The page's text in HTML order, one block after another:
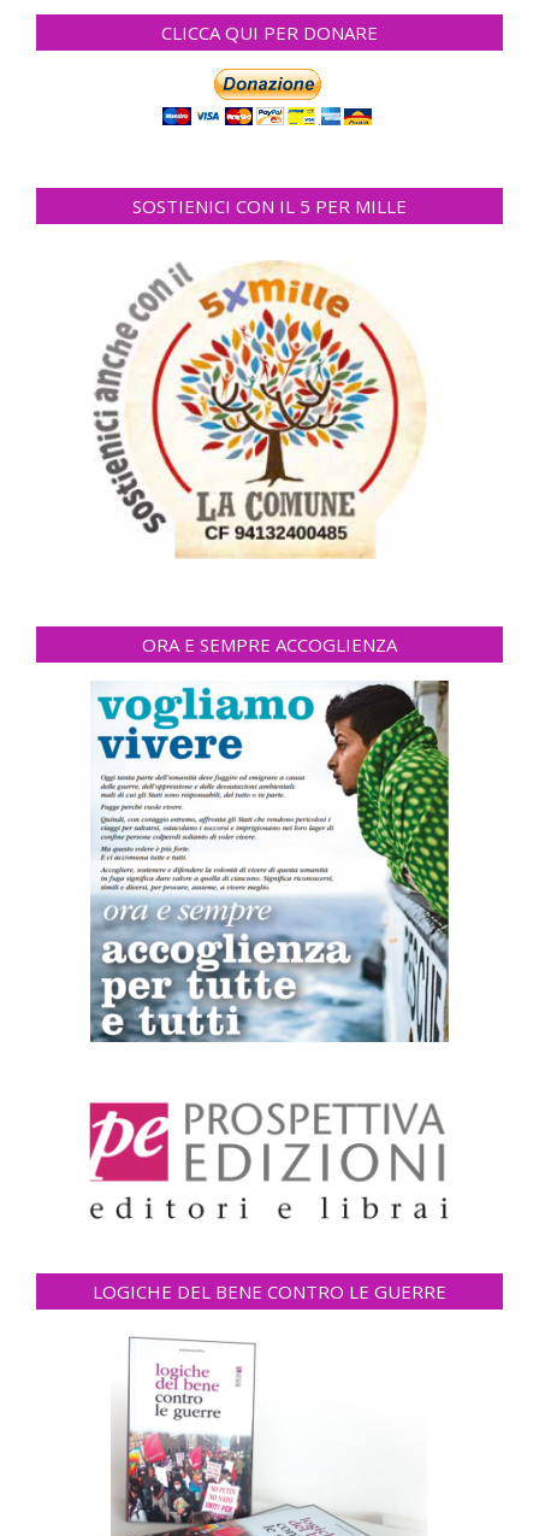
CLICCA QUI PER DONARE
SOSTIENICI CON IL 5 PER MILLE
ORA E SEMPRE ACCOGLIENZA
LOGICHE DEL BENE CONTRO LE GUERRE